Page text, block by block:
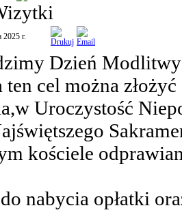
2025 r.
Dzień
ten cel można
Uroczystość
kościele
nabycia opłatki